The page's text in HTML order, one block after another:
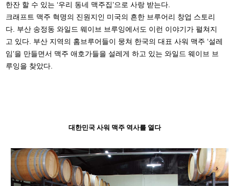
한잔 할 수 있는 ‘우리 동네 맥주집’으로 사랑 받는다.
크래프트 맥주 혁명의 진원지인 미국의 흔한 브루어리 창업 스토리
다. 부산 송정동 와일드 웨이브 브루잉에서도 이런 이야기가 펼쳐지
고 있다. 부산 지역의 홈브루어들이 뭉쳐 한국의 대표 사워 맥주 ‘설레
임’을 만들면서 맥주 애호가들을 설레게 하고 있는 와일드 웨이브 브
루잉을 찾았다.
대한민국 사워 맥주 역사를 열다